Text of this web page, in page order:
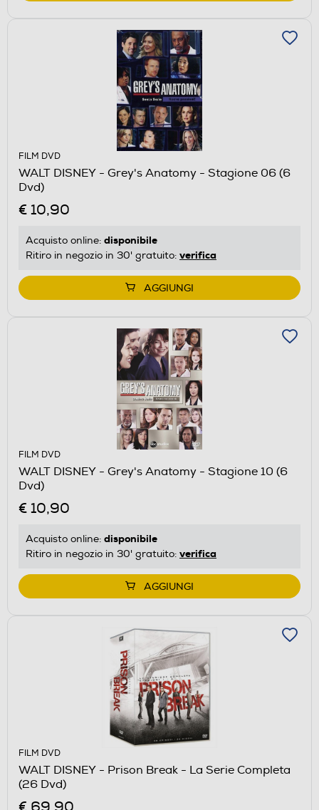
FILM DVD
WALT DISNEY - Grey's Anatomy - Stagione 06 (6
Dvd)
€ 10,90
Acquisto online: disponibile
Ritiro in negozio in 30' gratuito: verifica
AGGIUNGI
FILM DVD
WALT DISNEY - Grey's Anatomy - Stagione 10 (6
Dvd)
€ 10,90
Acquisto online: disponibile
Ritiro in negozio in 30' gratuito: verifica
AGGIUNGI
FILM DVD
WALT DISNEY - Prison Break - La Serie Completa
(26 Dvd)